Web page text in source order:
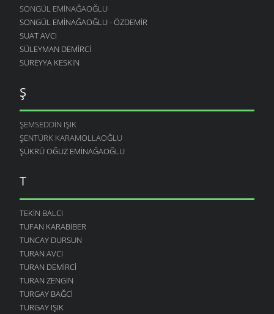
SONGÜL EMINAĞAOĞLU
SONGÜL EMINAĞAOĞLU - ÖZDEMIR
SUAT AVCI
SÜLEYMAN DEMIRCI
SÜREYYA KESKIN
Ş
ŞEMSEDDIN IŞIK
ŞENTÜRK KARAMOLLAOĞLU
ŞÜKRÜ OĞUZ EMINAĞAOĞLU
T
TEKIN BALCI
TUFAN KARABIBER
TUNCAY DURSUN
TURAN AVCI
TURAN DEMIRCI
TURAN ZENGIN
TURGAY BAĞCI
TURGAY IŞIK